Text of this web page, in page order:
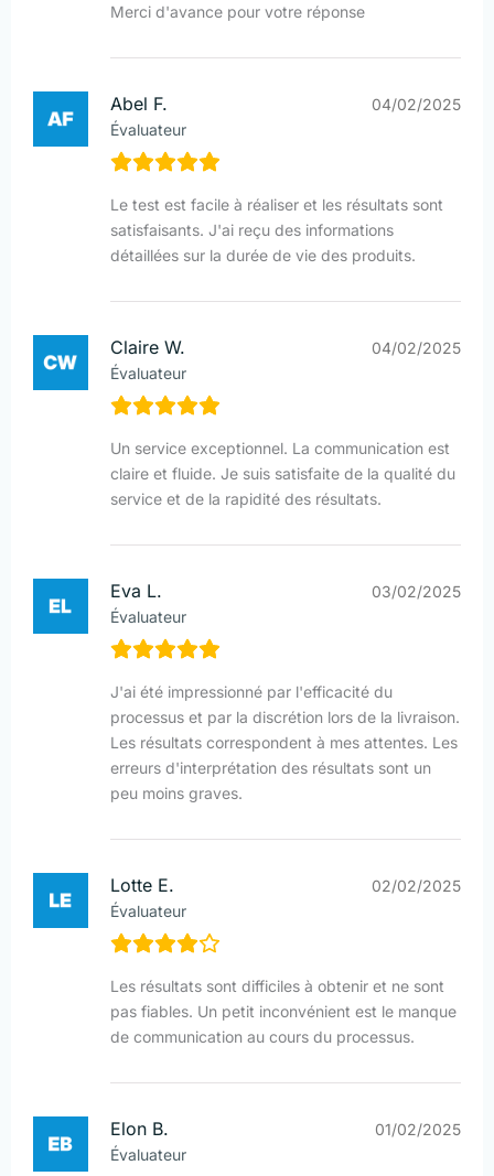
Merci d'avance pour votre réponse
Abel F.
Évaluateur
04/02/2025
Le test est facile à réaliser et les résultats sont
satisfaisants. J'ai reçu des informations
détaillées sur la durée de vie des produits.
Claire W.
Évaluateur
04/02/2025
Un service exceptionnel. La communication est
claire et fluide. Je suis satisfaite de la qualité du
service et de la rapidité des résultats.
Eva L.
Évaluateur
03/02/2025
J'ai été impressionné par l'efficacité du
processus et par la discrétion lors de la livraison.
Les résultats correspondent à mes attentes. Les
erreurs d'interprétation des résultats sont un
peu moins graves.
Lotte E.
Évaluateur
02/02/2025
Les résultats sont difficiles à obtenir et ne sont
pas fiables. Un petit inconvénient est le manque
de communication au cours du processus.
Elon B.
Évaluateur
01/02/2025